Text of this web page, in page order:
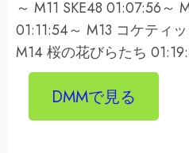
～ M11 SKE48 01:07:56～
01:11:54～ M13 コケティ
M14 桜の花びらたち
DMMで見る